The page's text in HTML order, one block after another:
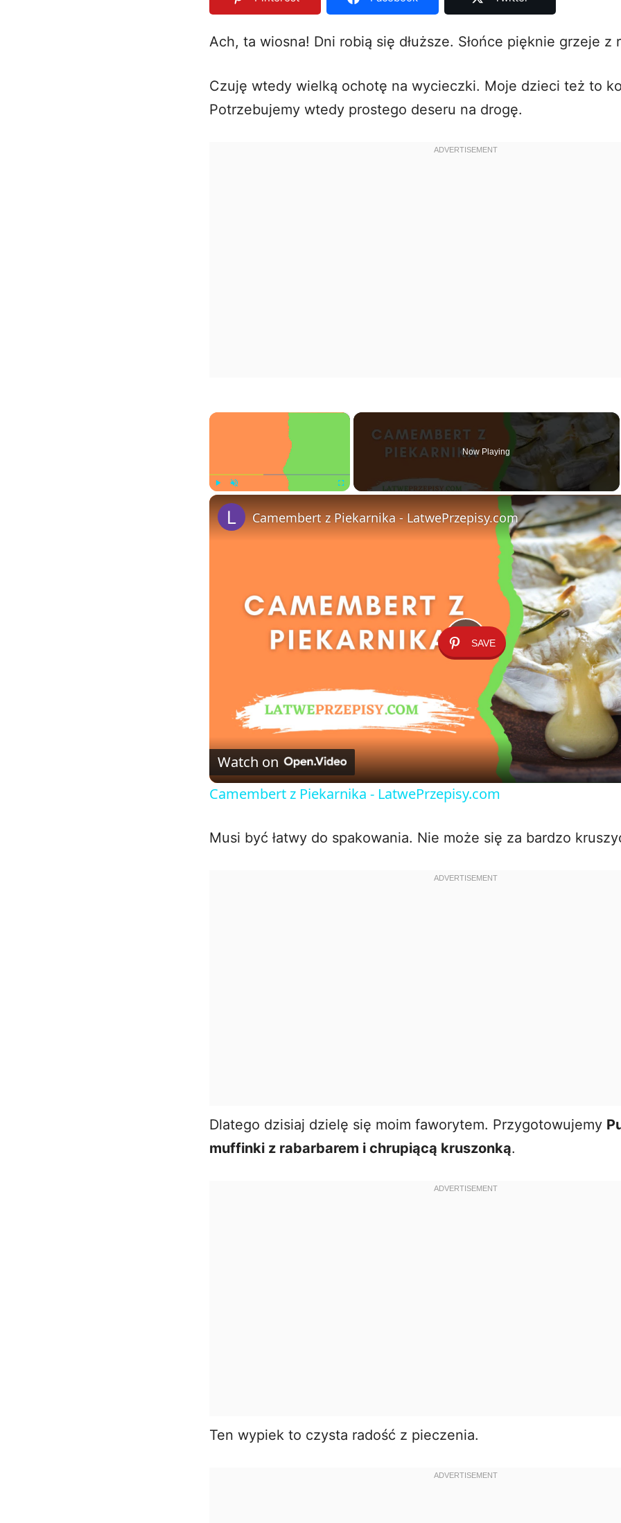
Ach, ta wiosna! Dni robią się dłuższe. Słońce pięknie grzeje z
Czuję wtedy wielką ochotę na wycieczki. Moje dzieci też to
Potrzebujemy wtedy prostego deseru na drogę.
×
Now Playing
SAVE
P
l
a
y
Camembert z Piekarnika - LatwePrzepisy.com
Watch on
Camembert z Piekarnika - LatwePrzepisy.com
Musi być łatwy do spakowania. Nie może się za bardzo
Dlatego dzisiaj dzielę się moim faworytem. Przygotowujemy
muffinki z rabarbarem i chrupiącą kruszonką.
Ten wypiek to czysta radość z pieczenia.